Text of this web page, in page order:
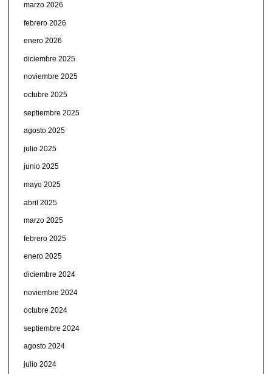
marzo 2026
febrero 2026
enero 2026
diciembre 2025
noviembre 2025
octubre 2025
septiembre 2025
agosto 2025
julio 2025
junio 2025
mayo 2025
abril 2025
marzo 2025
febrero 2025
enero 2025
diciembre 2024
noviembre 2024
octubre 2024
septiembre 2024
agosto 2024
julio 2024